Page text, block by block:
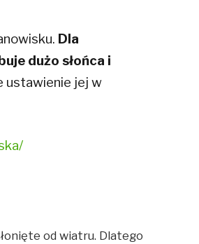
Dla
dużo słońca i
ustawienie jej w
od wiatru. Dlatego